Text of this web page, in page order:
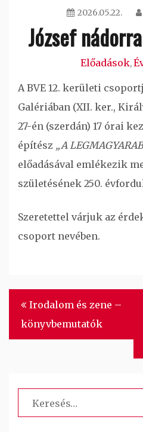
2026.05.22.
József
Előadások,
A BVE 12. kerületi
Galériában (XII. ker.,
27-én (szerdán) 17 órai
építész „A
előadásával emlékezik
születésének 250.
Szeretettel várjuk az
csoport nevében.
Bejegyzés
navigáció
Irodalom és zene –
könyvbemutatók
Keresés: